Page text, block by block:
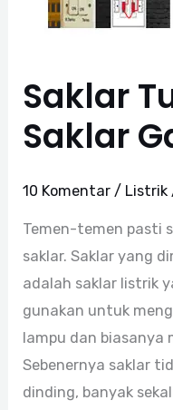
Saklar
Saklar
10 Komentar / Listrik
Temen-temen pasti
saklar. Saklar yang
adalah saklar listrik
gunakan untuk
lampu dan biasanya
Sebenernya saklar
dinding, banyak